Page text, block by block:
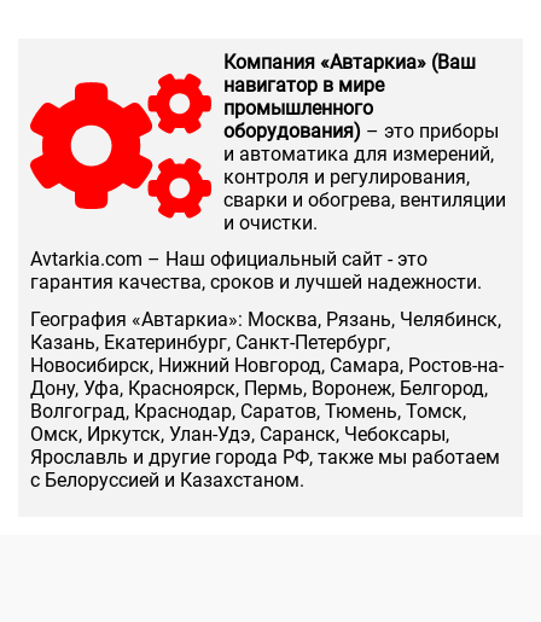
Компания «Автаркиа» (Ваш
навигатор в мире
промышленного
оборудования) – это приборы
и автоматика для измерений,
контроля и регулирования,
сварки и обогрева, вентиляции
и очистки.
Аvtarkia.com – Наш официальный сайт - это
гарантия качества, сроков и лучшей надежности.
География «Автаркиа»: Москва, Рязань, Челябинск,
Казань, Екатеринбург, Санкт-Петербург,
Новосибирск, Нижний Новгород, Самара, Ростов-на-
Дону, Уфа, Красноярск, Пермь, Воронеж, Белгород,
Волгоград, Краснодар, Саратов, Тюмень, Томск,
Омск, Иркутск, Улан-Удэ, Саранск, Чебоксары,
Ярославль и другие города РФ, также мы работаем
с Белоруссией и Казахстаном.